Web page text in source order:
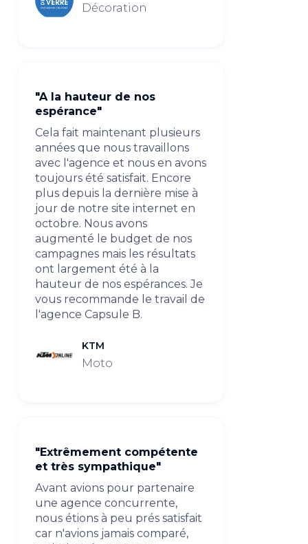
Décoration
"A la hauteur de nos
espérance"
Cela fait maintenant plusieurs
années que nous travaillons
avec l'agence et nous en avons
toujours été satisfait. Encore
plus depuis la dernière mise à
jour de notre site internet en
octobre. Nous avons
augmenté le budget de nos
campagnes mais les résultats
ont largement été à la
hauteur de nos espérances. Je
vous recommande le travail de
l'agence Capsule B.
KTM
Moto
"Extrêmement compétente
et très sympathique"
Avant avions pour partenaire
une agence concurrente,
nous étions à peu prés satisfait
car n'avions jamais comparé,